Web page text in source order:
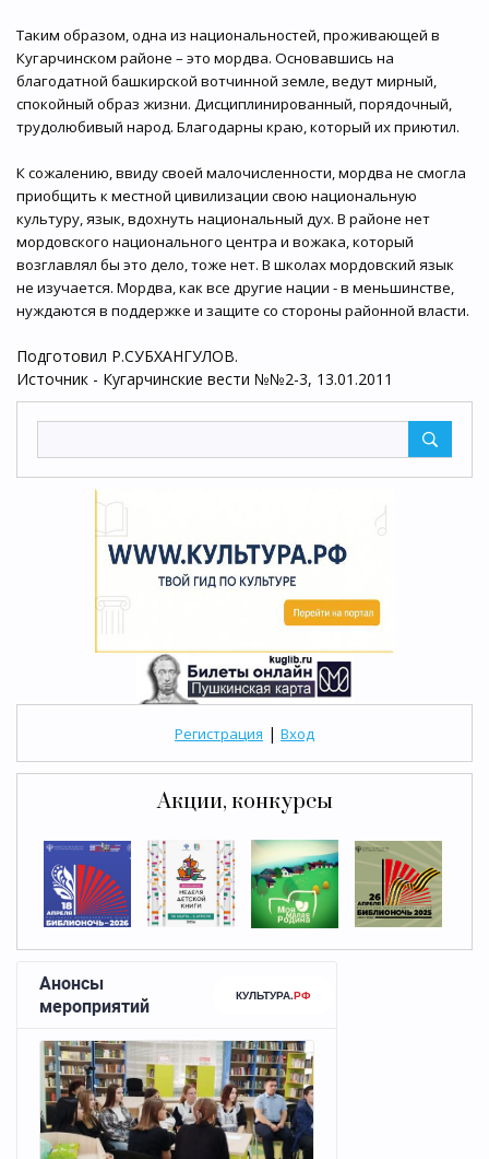
Регистрация | Вход
Акции, конкурсы
Таким образом, одна из национальностей, проживающей в
Кугарчинском районе – это мордва. Основавшись на
благодатной башкирской вотчинной земле, ведут мирный,
спокойный образ жизни. Дисциплинированный, порядочный,
трудолюбивый народ. Благодарны краю, который их приютил.
К сожалению, ввиду своей малочисленности, мордва не смогла
приобщить к местной цивилизации свою национальную
культуру, язык, вдохнуть национальный дух. В районе нет
мордовского национального центра и вожака, который
возглавлял бы это дело, тоже нет. В школах мордовский язык
не изучается. Мордва, как все другие нации - в меньшинстве,
нуждаются в поддержке и защите со стороны районной власти.
Подготовил Р.СУБХАНГУЛОВ.
Источник - Кугарчинские вести №№2-3, 13.01.2011